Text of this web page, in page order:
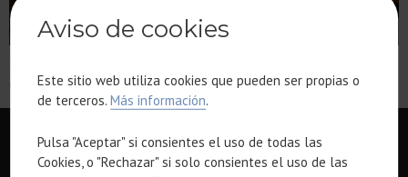
exclusivas. Descúbrelo con Bonavista.
Aviso de cookies
Este sitio web utiliza cookies que pueden ser propias o
de terceros.Más información.
Pulsa "Aceptar" si consientes el uso de todas las
Cookies, o "Rechazar" si solo consientes el uso de las